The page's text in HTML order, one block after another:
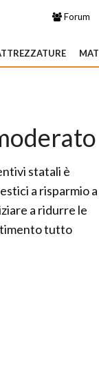
Forum
statali è
a risparmio a
a ridurre le
tutto